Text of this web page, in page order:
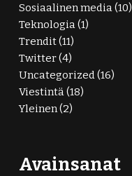
Sosiaalinen media(10)
Teknologia(1)
Trendit(11)
Twitter(4)
Uncategorized(16)
Viestintä(18)
Yleinen(2)
Avainsanat